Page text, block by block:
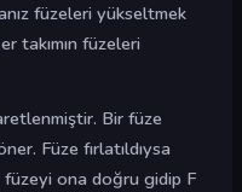
füzeleri yükseltmek
takımın füzeleri
Bir füze
Füze fırlatıldıysa
füzeyi ona doğru gidip F